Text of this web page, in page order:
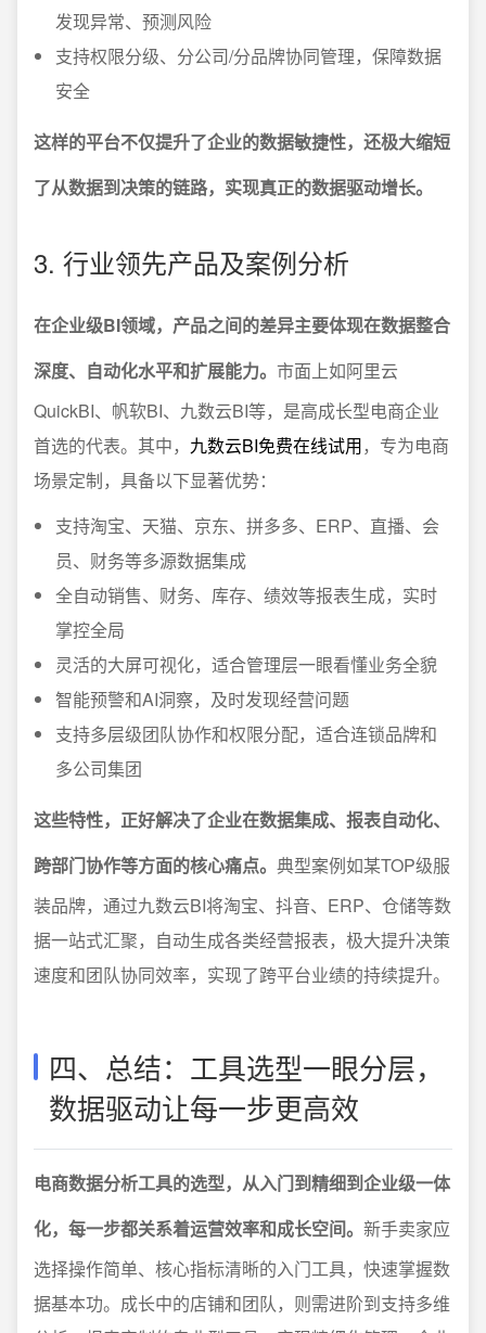
发现异常、预测风险
支持权限分级、分公司/分品牌协同管理，保障数据
安全
这样的平台不仅提升了企业的数据敏捷性，还极大缩短
了从数据到决策的链路，实现真正的数据驱动增长。
3. 行业领先产品及案例分析
在企业级BI领域，产品之间的差异主要体现在数据整合
深度、自动化水平和扩展能力。 市面上如阿里云
QuickBI、帆软BI、九数云BI等，是高成长型电商企业
首选的代表。其中， 九数云BI免费在线试用，专为电商
场景定制，具备以下显著优势：
支持淘宝、天猫、京东、拼多多、ERP、直播、会
员、财务等多源数据集成
全自动销售、财务、库存、绩效等报表生成，实时
掌控全局
灵活的大屏可视化，适合管理层一眼看懂业务全貌
智能预警和AI洞察，及时发现经营问题
支持多层级团队协作和权限分配，适合连锁品牌和
多公司集团
这些特性，正好解决了企业在数据集成、报表自动化、
跨部门协作等方面的核心痛点。 典型案例如某TOP级服
装品牌，通过九数云BI将淘宝、抖音、ERP、仓储等数
据一站式汇聚，自动生成各类经营报表，极大提升决策
速度和团队协同效率，实现了跨平台业绩的持续提升。
四、总结：工具选型一眼分层，
数据驱动让每一步更高效
电商数据分析工具的选型，从入门到精细到企业级一体
化，每一步都关系着运营效率和成长空间。 新手卖家应
选择操作简单、核心指标清晰的入门工具，快速掌握数
据基本功。成长中的店铺和团队，则需进阶到支持多维